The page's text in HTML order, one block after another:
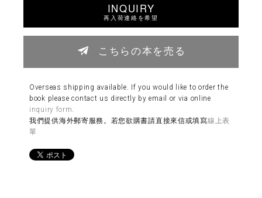
INQUIRY
再入荷連絡を希望
こちらの本を売る
Overseas shipping available. If you would like to order the
book please contact us directly by email or via online
inquiry form
我們提供海外郵寄服務。若您欲購書請直接來信或填寫線上表
單